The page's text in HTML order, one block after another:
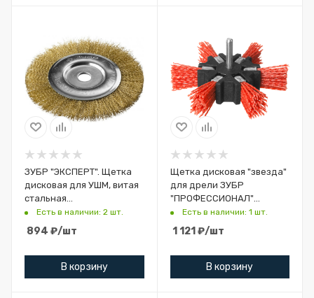
ЗУБР "ЭКСПЕРТ". Щетка
дисковая для УШМ, витая
стальная
латунированная
проволока 0,3мм,
200х22мм
Есть в наличии: 2 шт.
894 ₽/шт
В корзину
Щетка дисковая "звезда"
для дрели ЗУБР
"ПРОФЕССИОНАЛ"
нейлоновая проволока с
абразивным покрытием,
Есть в наличии: 1 шт.
1 121 ₽/шт
В корзину